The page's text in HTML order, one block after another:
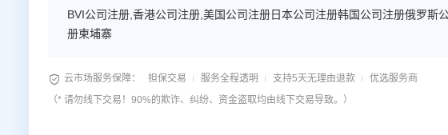
BVI公司注册,香港公司注册,美国公司注册日本公司注册韩国公司注册俄罗斯
册柬埔寨
 云市场服务保障： 担保交易 服务全程透明 支持5天无理由退款
优选服务商
（* 请勿线下交易！90%的欺诈、纠纷、资金盗取均由线下交易导致。）